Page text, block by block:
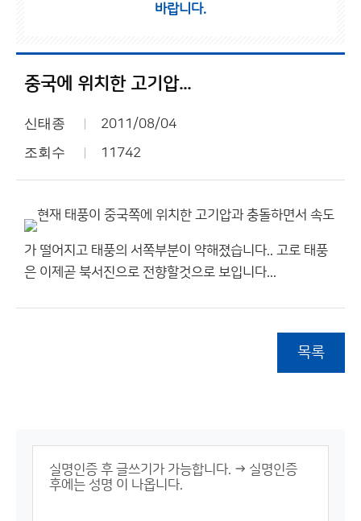
바랍니다.
중국에 위치한 고기압...
신태종 2011/08/04
조회수 11742
현재 태풍이 중국쪽에 위치한 고기압과 충돌하면서 속도
가 떨어지고 태풍의 서쪽부분이 약해졌습니다.. 고로 태풍
은 이제곧 북서진으로 전향할것으로 보입니다...
목록